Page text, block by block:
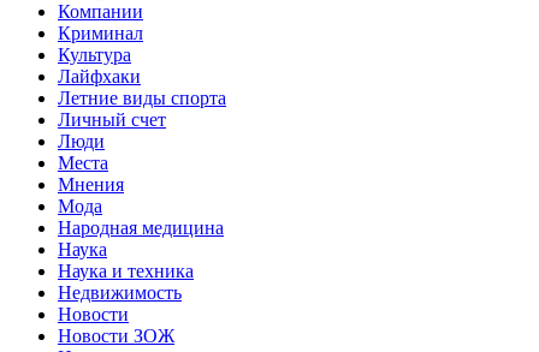
Компании
Криминал
Культура
Лайфхаки
Летние виды спорта
Личный счет
Люди
Места
Мнения
Мода
Народная медицина
Наука
Наука и техника
Недвижимость
Новости
Новости ЗОЖ